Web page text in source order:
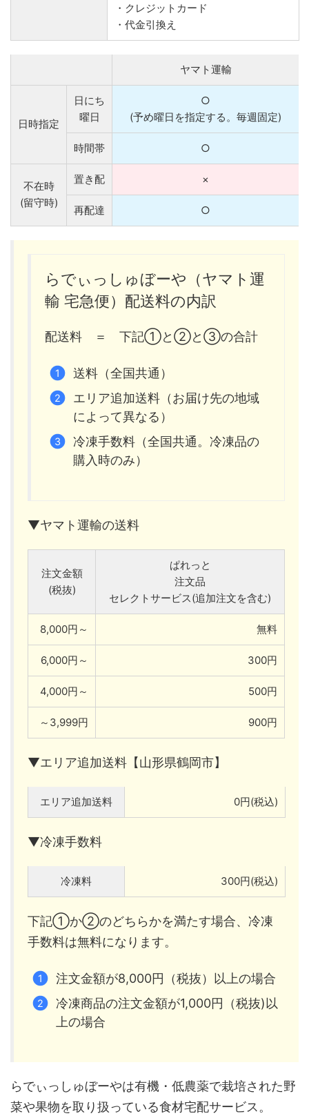
・クレジットカード
・代金引換え
ヤマト運輸
日時指定
日にち
曜日
○
(予め曜日を指定する。毎週固定)
時間帯 ○
不在時
(留守時)
置き配 ×
再配達 ○
らでぃっしゅぼーや（ヤマト運
輸 宅急便）配送料の内訳
配送料 ＝ 下記①と②と③の合計
送料（全国共通）
エリア追加送料（お届け先の地域
によって異なる）
冷凍手数料（全国共通。冷凍品の
購入時のみ）
▼ヤマト運輸の送料
注文金額
(税抜)
ぱれっと
注文品
セレクトサービス(追加注文を含む)
8,000円～ 無料
6,000円～ 300円
4,000円～ 500円
～3,999円 900円
▼エリア追加送料【山形県鶴岡市】
エリア追加送料 0円(税込)
▼冷凍手数料
冷凍料 300円(税込)
下記①か②のどちらかを満たす場合、冷凍
手数料は無料になります。
注文金額が8,000円（税抜）以上の場合
冷凍商品の注文金額が1,000円（税抜)以
上の場合
らでぃっしゅぼーやは有機・低農薬で栽培された野
菜や果物を取り扱っている食材宅配サービス。